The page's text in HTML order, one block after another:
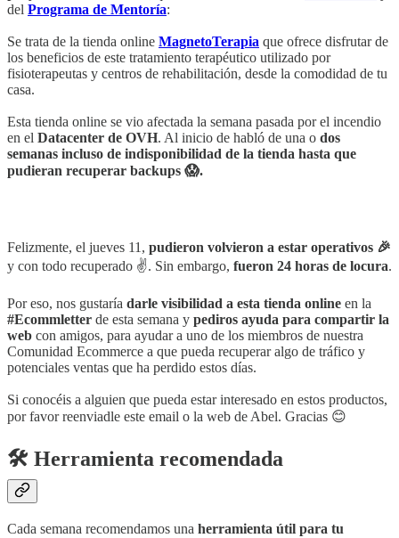
del Programa de Mentoría:
Se trata de la tienda online MagnetoTerapia que ofrece disfrutar de
los beneficios de este tratamiento terapéutico utilizado por
fisioterapeutas y centros de rehabilitación, desde la comodidad de tu
casa.
Esta tienda online se vio afectada la semana pasada por el incendio
en el Datacenter de OVH. Al inicio de habló de una o dos
semanas incluso de indisponibilidad de la tienda hasta que
pudieran recuperar backups 😱.
Felizmente, el jueves 11, pudieron volvieron a estar operativos 🎉
y con todo recuperado ✌️. Sin embargo, fueron 24 horas de locura.
Por eso, nos gustaría darle visibilidad a esta tienda online en la
#Ecommletter de esta semana y pediros ayuda para compartir la
web con amigos, para ayudar a uno de los miembros de nuestra
Comunidad Ecommerce a que pueda recuperar algo de tráfico y
potenciales ventas que ha perdido estos días.
Si conocéis a alguien que pueda estar interesado en estos productos,
por favor reenviadle este email o la web de Abel. Gracias 😊
🛠️ Herramienta recomendada
Cada semana recomendamos una herramienta útil para tu